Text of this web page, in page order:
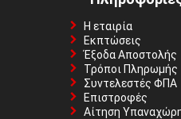
Η εταιρία
Εκπτώσεις
Έξοδα Αποστολής
Τρόποι Πληρωμής
Συντελεστές ΦΠΑ
Επιστροφές
Αίτηση